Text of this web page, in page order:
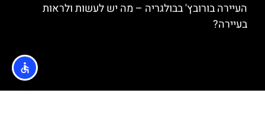
העיירה בורובץ' בבולגריה – מה יש לעשות ולראות
בעיירה?